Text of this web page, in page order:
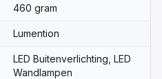
460 gram
Lumention
LED Buitenverlichting, LED
Wandlampen